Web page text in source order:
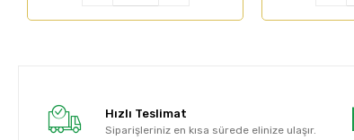
Hızlı Teslimat
Siparişleriniz en kısa sürede elinize ulaşır.